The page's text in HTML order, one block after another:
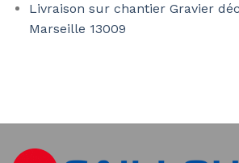
Livraison sur chantier Gravier
Marseille 13009